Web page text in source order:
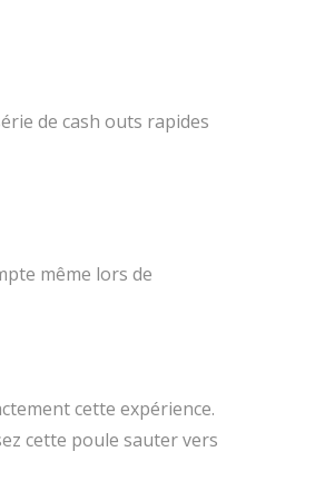
de cash outs rapides
même lors de
cette expérience.
cette poule sauter vers